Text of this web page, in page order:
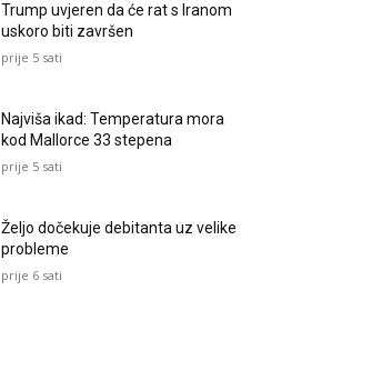
Trump uvjeren da će rat s Iranom
uskoro biti završen
prije 5 sati
Najviša ikad: Temperatura mora
kod Mallorce 33 stepena
prije 5 sati
Željo dočekuje debitanta uz velike
probleme
prije 6 sati